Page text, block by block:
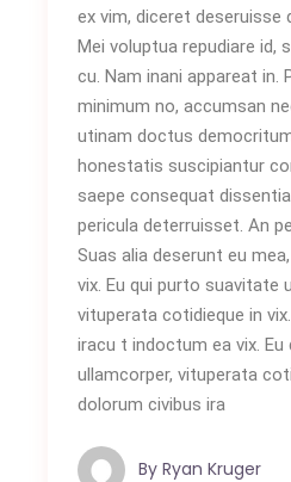
ex vim, diceret deseruisse
Mei voluptua repudiare id,
cu. Nam inani appareat in.
minimum no, accumsan
utinam doctus
honestatis suscipiantur
saepe consequat
pericula deterruisset. An
Suas alia deserunt eu
vix. Eu qui purto suavitate
vituperata cotidieque in
iracu t indoctum ea vix.
ullamcorper, vituperata
dolorum civibus ira
By Ryan Kruger